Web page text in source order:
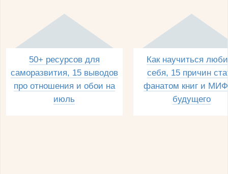
50+ ресурсов для
саморазвития, 15 выводов
про отношения и обои на
июль
Как научиться
себя, 15 причин
фанатом книг и
будущего